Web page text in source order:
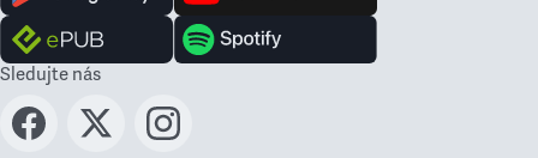
Sledujte nás